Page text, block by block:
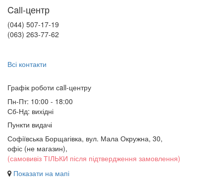
Call-центр
(044) 507-17-19
(063) 263-77-62
Всі контакти
Графік роботи сall-центру
Пн-Пт: 10:00 - 18:00
Сб-Нд: вихідні
Пункти видачі
Софіївська Борщагівка, вул. Мала Окружна, 30,
офіс (не магазин),
(самовивіз ТІЛЬКИ після підтвердження замовлення)
Показати на мапі